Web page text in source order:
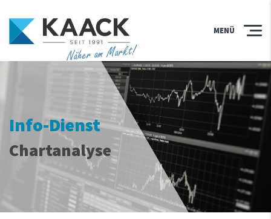
Näher am Markt!
MENÜ
Info-Dienst
Chartanalyse